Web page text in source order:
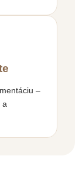
–
a